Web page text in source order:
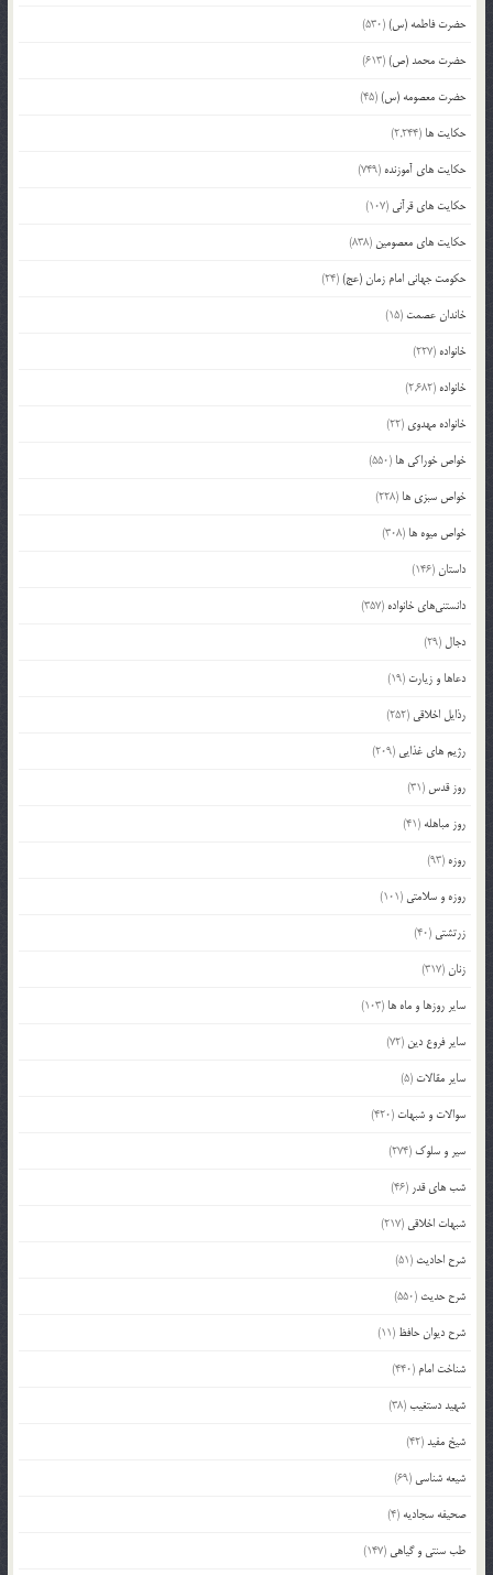
حضرت فاطمه (س)(530)
حضرت محمد (ص)(613)
حضرت معصومه (س)(45)
حکایت ها (2,244)
حکایت های آموزنده (749)
حکایت های قرآنی (107)
حکایت های معصومین (838)
حکومت جهانی امام زمان (عج)(24)
خاندان عصمت (15)
خانواده (227)
خانواده (2,682)
خانواده مهدوی (22)
خواص خوراکی ها (550)
خواص سبزی ها (228)
خواص میوه ها (308)
داستان(146)
دانستنی‌های خانواده (357)
دجال (29)
دعاها و زیارت (19)
رذایل اخلاقی (252)
رژیم های غذایی (209)
روز قدس (31)
روز مباهله (41)
روزه (93)
روزه و سلامتی (101)
زرتشتی (40)
زنان(317)
سایر روزها و ماه ها (103)
سایر فروع دین (72)
سایر مقالات (5)
سوالات و شبهات (420)
سیر و سلوک (274)
شب های قدر (46)
شبهات اخلاقی (217)
شرح احادیث (51)
شرح حدیث (550)
شرح دیوان حافظ (11)
شناخت امام (440)
شهید دستغیب(38)
شیخ مفید(42)
شیعه شناسی (69)
صحیفه سجادیه (4)
طب سنتی و گیاهی (147)